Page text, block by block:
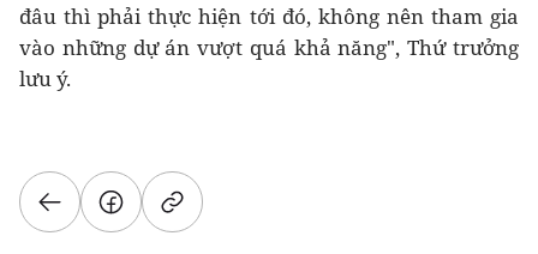
đâu thì phải thực hiện tới đó, không nên tham gia
vào những dự án vượt quá khả năng", Thứ trưởng
lưu ý.